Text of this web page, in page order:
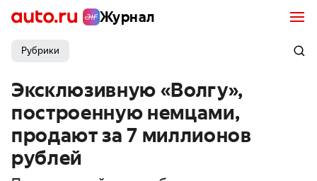
Журнал
Рубрики
Эксклюзивную «Волгу»,
построенную немцами,
продают за 7 миллионов
рублей